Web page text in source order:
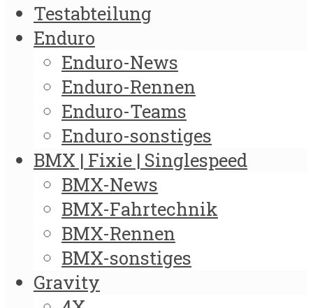
Testabteilung
Enduro
Enduro-News
Enduro-Rennen
Enduro-Teams
Enduro-sonstiges
BMX | Fixie | Singlespeed
BMX-News
BMX-Fahrtechnik
BMX-Rennen
BMX-sonstiges
Gravity